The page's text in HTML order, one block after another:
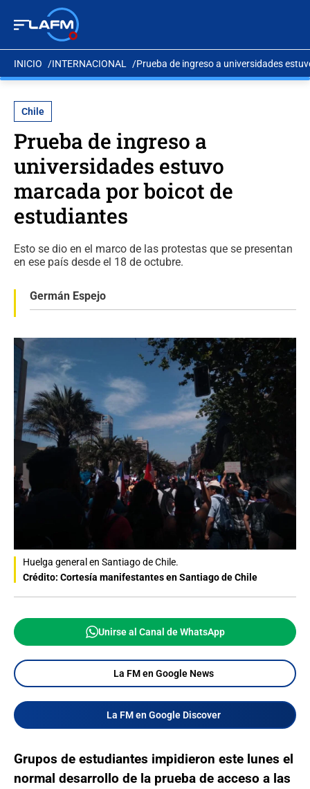
INICIO INTERNACIONAL Prueba de ingreso a universidades
Chile
Prueba de ingreso a
universidades estuvo
marcada por boicot de
estudiantes
Esto se dio en el marco de las protestas que se presentan
en ese país desde el 18 de octubre.
Germán Espejo
Huelga general en Santiago de Chile.
Crédito: Cortesía manifestantes en Santiago de Chile
Unirse al Canal de WhatsApp
La FM en Google News
La FM en Google Discover
Grupos de estudiantes impidieron este lunes el
normal desarrollo de la prueba de acceso a las